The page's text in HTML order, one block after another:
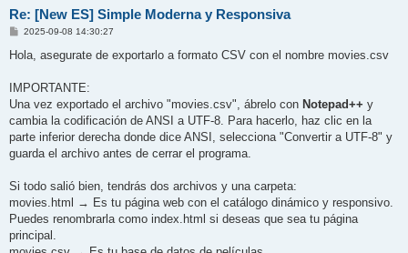
Re: [New ES] Simple Moderna y Responsiva
P
s
2025-09-08 14:30:27
Hola, asegurate de exportarlo a formato CSV con el nombre movies.csv
IMPORTANTE:
Una vez exportado el archivo "movies.csv", ábrelo con Notepad++ y
cambia la codificación de ANSI a UTF-8. Para hacerlo, haz clic en la
parte inferior derecha donde dice ANSI, selecciona "Convertir a UTF-8" y
guarda el archivo antes de cerrar el programa.
Si todo salió bien, tendrás dos archivos y una carpeta:
movies.html → Es tu página web con el catálogo dinámico y responsivo.
Puedes renombrarla como index.html si deseas que sea tu página
principal.